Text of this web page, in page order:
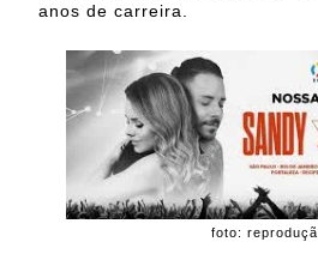
anos de carreira.
foto: